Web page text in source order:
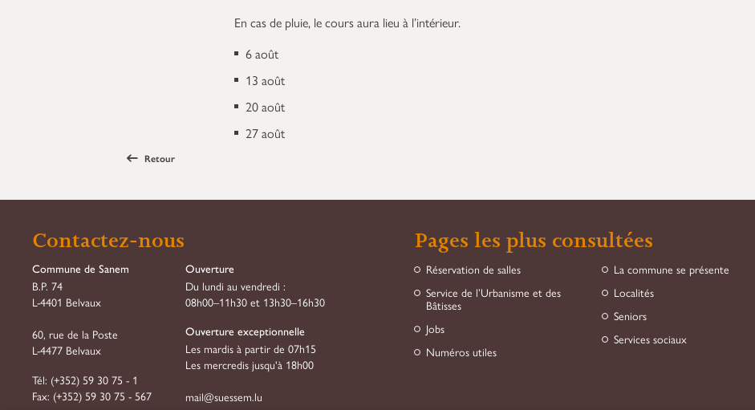
En cas de pluie, le cours aura lieu à l’intérieur.
6 août
13 août
20 août
27 août
Retour
Contactez-nous
Commune de Sanem
B.P. 74
L-4401 Belvaux
60, rue de la Poste
L-4477 Belvaux
Tél: (+352) 59 30 75 - 1
Fax: (+352) 59 30 75 - 567
Ouverture
Du lundi au vendredi :
08h00–11h30 et 13h30–16h30
Ouverture exceptionnelle
Les mardis à partir de 07h15
Les mercredis jusqu'à 18h00
mail@suessem.lu
Pages les plus consultées
Réservation de salles
Service de l’Urbanisme et des
Bâtisses
Jobs
Numéros utiles
La commune se présente
Localités
Seniors
Services sociaux